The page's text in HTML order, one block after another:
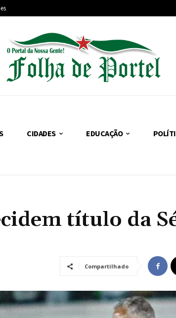
CIDADES EDUCAÇÃO
título da
Compartilhado